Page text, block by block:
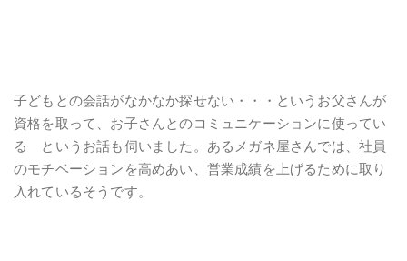
子どもとの会話がなかなか探せない・・・というお父さんが
資格を取って、お子さんとのコミュニケーションに使ってい
る というお話も伺いました。あるメガネ屋さんでは、社員
のモチベーションを高めあい、営業成績を上げるために取り
入れているそうです。